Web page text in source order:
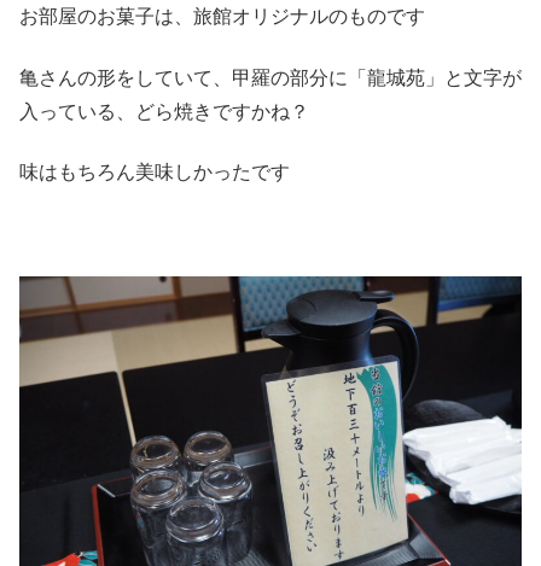
お部屋のお菓子は、旅館オリジナルのものです
亀さんの形をしていて、甲羅の部分に「龍城苑」と文字が
入っている、どら焼きですかね？
味はもちろん美味しかったです